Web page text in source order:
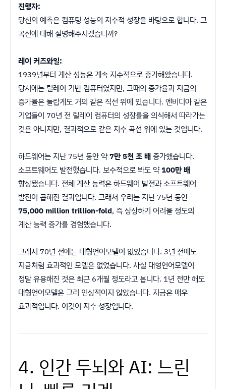
진행자:
당신의 예측은 컴퓨팅 성능의 지수적 성장을 바탕으로 합니다. 그
곡선에 대해 설명해주시겠습니까?
레이 커즈와일:
1939년부터 계산 성능은 계속 지수적으로 증가해왔습니다.
당시에는 릴레이 기반 컴퓨터였지만, 그때의 증가율과 지금의
증가율은 놀랍게도 거의 같은 직선 위에 있습니다. 엔비디아 같은
기업들이 70년 전 릴레이 컴퓨터의 성장률을 의식해서 따라가는
것은 아니지만, 결과적으로 같은 지수 곡선 위에 있는 것입니다.
하드웨어는 지난 75년 동안 약7만 5천 조 배증가했습니다.
소프트웨어도 발전했습니다. 보수적으로 봐도 약100만 배
향상됐습니다. 전체 계산 능력은 하드웨어 발전과 소프트웨어
발전이 곱해진 결과입니다. 그래서 우리는 지난 75년 동안
75,000 million trillion-fold, 즉 상상하기 어려울 정도의
계산 능력 증가를 경험했습니다.
그래서 70년 전에는 대형언어모델이 없었습니다. 3년 전에도
지금처럼 효과적인 모델은 없었습니다. 사실 대형언어모델이
정말 유용해진 것은 최근 6개월 정도라고 봅니다. 1년 전만 해도
대형언어모델은 그리 인상적이지 않았습니다. 지금은 매우
효과적입니다. 이것이 지수 성장입니다.
4. 인간 두뇌와 AI: 느린